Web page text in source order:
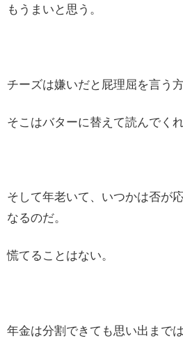
もうまいと思う。
チーズは嫌いだと屁理屈を言う方
そこはバターに替えて読んでくれ
そして年老いて、いつかは否が
なるのだ。
慌てることはない。
年金は分割できても思い出まで